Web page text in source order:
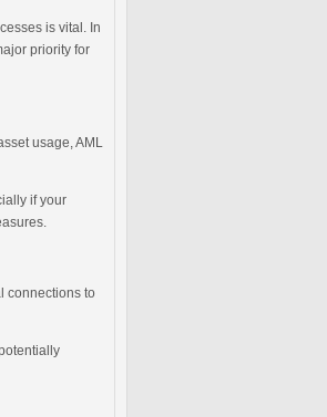
is vital. In
priority for
usage, AML
if your
connections to